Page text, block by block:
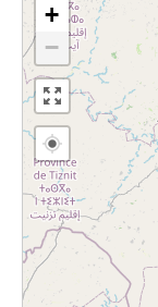
+
−